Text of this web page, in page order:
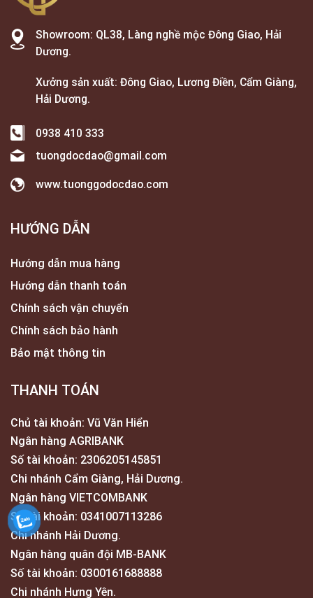
Showroom: QL38, Làng nghề mộc Đông Giao, Hải
Dương.
Xưởng sản xuất: Đông Giao, Lương Điền, Cẩm Giàng,
Hải Dương.
0938 410 333
tuongdocdao@gmail.com
www.tuonggodocdao.com
HƯỚNG DẪN
Hướng dẫn mua hàng
Hướng dẫn thanh toán
Chính sách vận chuyển
Chính sách bảo hành
Bảo mật thông tin
THANH TOÁN
Chủ tài khoản: Vũ Văn Hiển
Ngân hàng AGRIBANK
Số tài khoản: 2306205145851
Chi nhánh Cẩm Giàng, Hải Dương.
Ngân hàng VIETCOMBANK
Số tài khoản: 0341007113286
Chi nhánh Hải Dương.
Ngân hàng quân đội MB-BANK
Số tài khoản: 0300161688888
Chi nhánh Hưng Yên.